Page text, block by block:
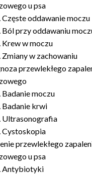
u psa
Częste oddawanie moczu
Ból przy oddawaniu
Krew w moczu
Zmiany w zachowaniu
przewlekłego
Badanie moczu
Badanie krwi
Ultrasonografia
Cystoskopia
przewlekłego
u psa
Antybiotyki